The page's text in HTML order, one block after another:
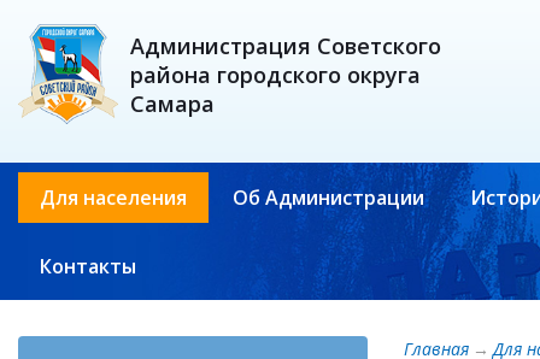
Администрация Советского
района городского округа
Самара
Для населения Об Администрации
Контакты
Главная → Для